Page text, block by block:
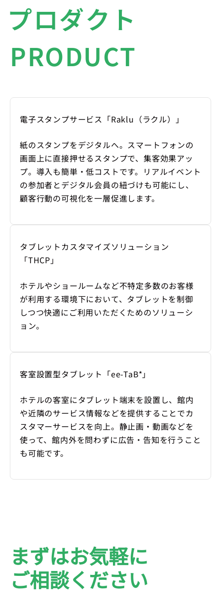
プロダクト
PRODUCT
電子スタンプサービス「Raklu（ラクル）」
紙のスタンプをデジタルへ。スマートフォンの
画面上に直接押せるスタンプで、集客効果アッ
プ。導入も簡単・低コストです。リアルイベント
の参加者とデジタル会員の紐づけも可能にし、
顧客行動の可視化を一層促進します。
タブレットカスタマイズソリューション
「THCP」
ホテルやショールームなど不特定多数のお客様
が利用する環境下において、タブレットを制御
しつつ快適にご利用いただくためのソリューシ
ョン。
客室設置型タブレット「ee-TaB*」
ホテルの客室にタブレット端末を設置し、館内
や近隣のサービス情報などを提供することでカ
スタマーサービスを向上。静止画・動画などを
使って、館内外を問わずに広告・告知を行うこと
も可能です。
まずはお気軽に
ご相談ください